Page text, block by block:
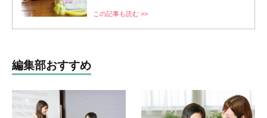
この記事も読む >>
編集部おすすめ